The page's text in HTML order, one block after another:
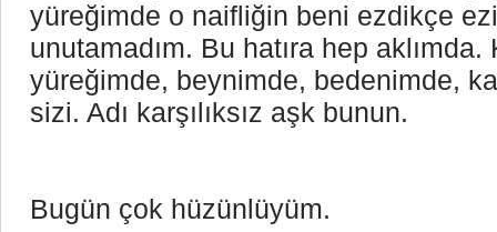
yüreğimde o naifliğin beni ezdikçe
unutamadım. Bu hatıra hep aklımda.
yüreğimde, beynimde, bedenimde,
sizi. Adı karşılıksız aşk bunun.
Bugün çok hüzünlüyüm.